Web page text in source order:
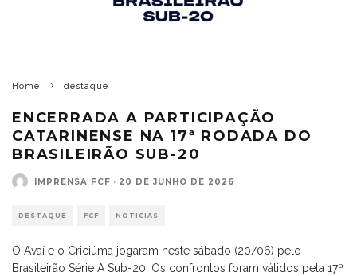
Home destaque
ENCERRADA A PARTICIPAÇÃO
CATARINENSE NA 17ª RODADA DO
BRASILEIRÃO SUB-20
IMPRENSA FCF · 20 DE JUNHO DE 2026
DESTAQUE FCF NOTÍCIAS
O Avaí e o Criciúma jogaram neste sábado (20/06) pelo
Brasileirão Série A Sub-20. Os confrontos foram válidos pela 17ª